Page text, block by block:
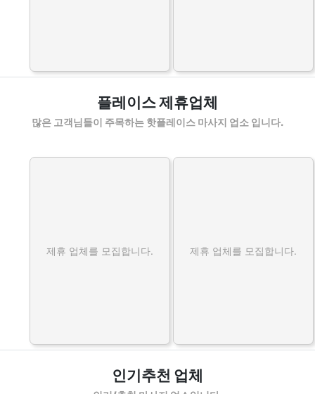
플레이스 제휴업체
많은 고객님들이 주목하는 핫플레이스 마사지 업소 입니다.
제휴 업체를 모집합니다. 제휴 업체를 모집합니다.
인기추천 업체